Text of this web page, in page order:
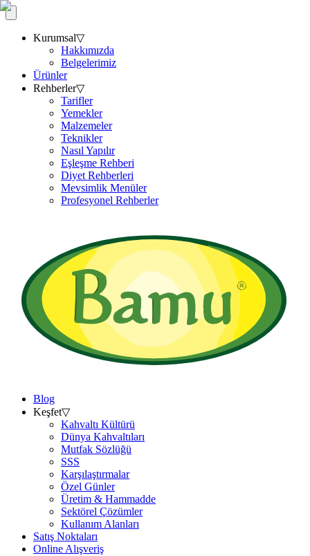
Kurumsal▽
Hakkımızda
Belgelerimiz
Ürünler
Rehberler▽
Tarifler
Yemekler
Malzemeler
Teknikler
Nasıl Yapılır
Eşleşme Rehberi
Diyet Rehberleri
Mevsimlik Menüler
Profesyonel Rehberler
Blog
Keşfet▽
Kahvaltı Kültürü
Dünya Kahvaltıları
Mutfak Sözlüğü
SSS
Karşılaştırmalar
Özel Günler
Üretim & Hammadde
Sektörel Çözümler
Kullanım Alanları
Satış Noktaları
Online Alışveriş